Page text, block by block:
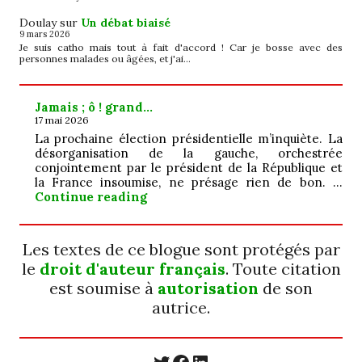
Doulaysur Un débat biaisé
9 mars 2026
Je suis catho mais tout à fait d'accord ! Car je bosse avec des
personnes malades ou âgées, et j'ai…
Jamais ; ô ! grand…
17 mai 2026
La prochaine élection présidentielle m’inquiète. La
désorganisation de la gauche, orchestrée
conjointement par le président de la République et
la France insoumise, ne présage rien de bon. …
Continue readingJamais ; ô ! grand…
Les textes de ce blogue sont protégés par
le droit d'auteur français. Toute citation
est soumise à autorisation de son
autrice.